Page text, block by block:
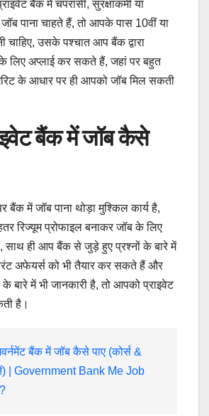
बैंक में चपरासी, सुरक्षाकर्मी या
जॉब पाना चाहते हैं, तो आपके पास 10वीं या
चाहिए, उसके पश्चात आप बैंक द्वारा
लिए अप्लाई कर सकते हैं, जहां पर बहुत
के आधार पर ही आपको जॉब मिल सकती
बैंक में जॉब कैसे
बैंक में जॉब पाना थोड़ा मुश्किल कार्य है,
रिज्यूम प्रोफाइल बनाकर जॉब के लिए
साथ ही आप बैंक से जुड़े हुए प्रश्नों के बारे में
अफेयर्स को भी तैयार कर सकते हैं और
बारे में भी जानकारी है, तो आपको प्राइवेट
है।
बैंक में जॉब कैसे पाए (कोर्स &
| Government Bank Me Job